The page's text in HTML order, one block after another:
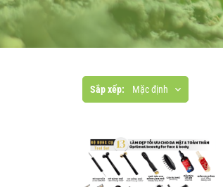
Sắp xếp: Mặc định